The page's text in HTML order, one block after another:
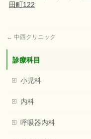
田町122
← 中西クリニック
診療科目
小児科
内科
呼吸器内科